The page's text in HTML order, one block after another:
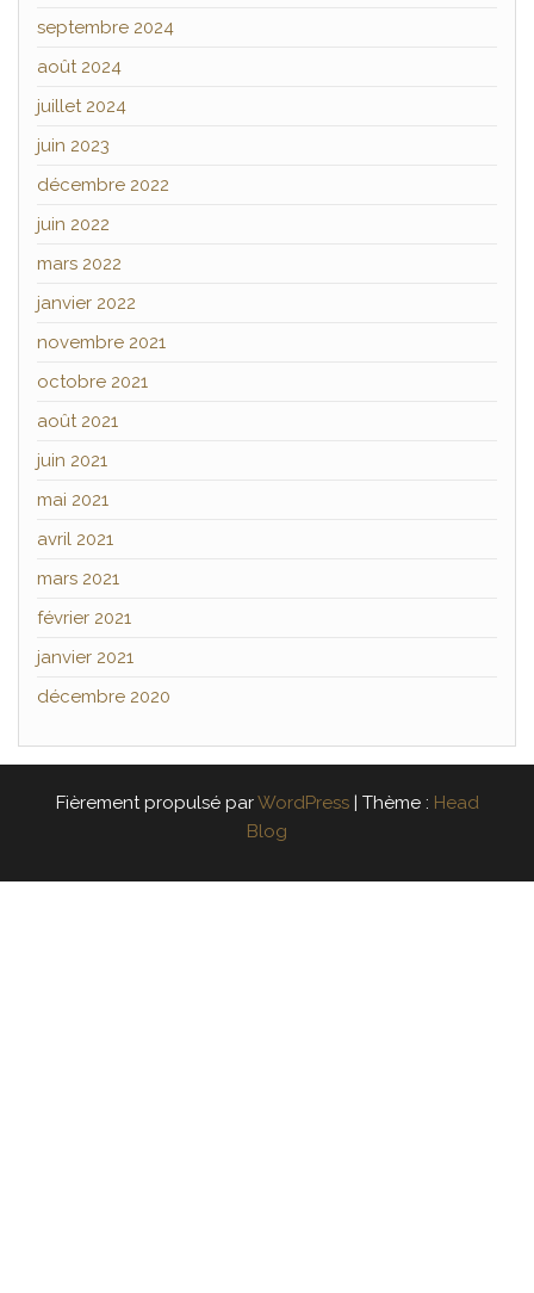
septembre 2024
août 2024
juillet 2024
juin 2023
décembre 2022
juin 2022
mars 2022
janvier 2022
novembre 2021
octobre 2021
août 2021
juin 2021
mai 2021
avril 2021
mars 2021
février 2021
janvier 2021
décembre 2020
Fièrement propulsé parWordPress | Thème : Head
Blog